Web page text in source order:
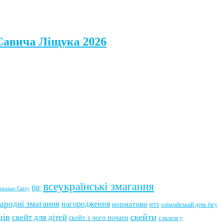
Ліщука 2026
Світу біг всеукраїнські змагання
змагання нагородження нормативи нтз олімпійський день бігу
скейт для дітей скейт з чого почати скейти слалом у